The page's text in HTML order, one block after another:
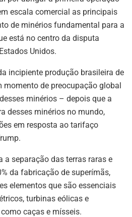
escala comercial as principais
de minérios fundamental para a
está no centro da disputa
Unidos.
incipiente produção brasileira de
momento de preocupação global
minérios – depois que a
desses minérios no mundo,
em resposta ao tarifaço
a separação das terras raras e
da fabricação de superímãs,
elementos que são essenciais
turbinas eólicas e
caças e mísseis.